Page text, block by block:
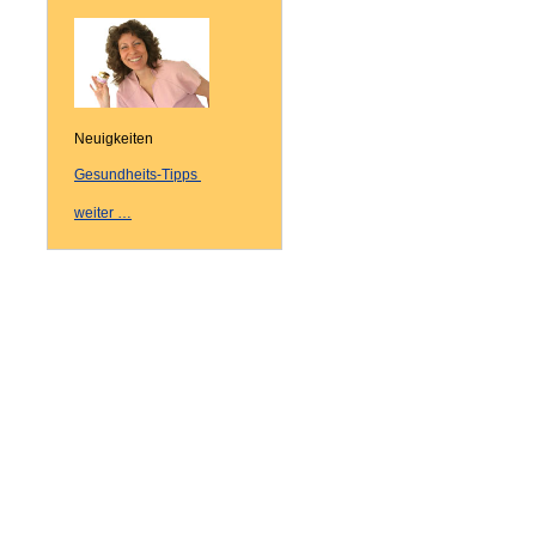
Neuigkeiten
Gesundheits-Tipps
weiter …